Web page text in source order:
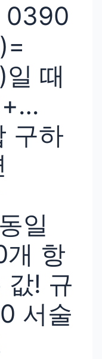
0390
때
구하
일
항
값! 규
서술